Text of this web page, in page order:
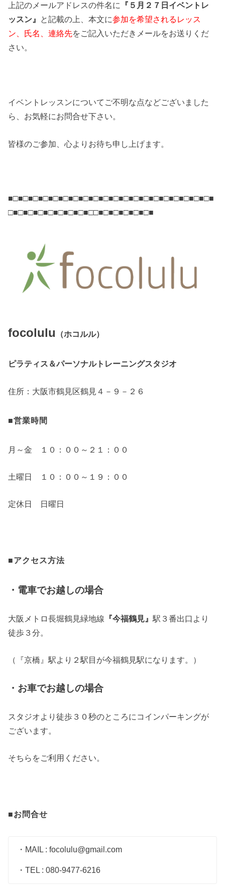
上記のメールアドレスの件名に
『５月２７日イベントレ
ッスン』 と記載の上、本文に参加を希望されるレッス
ン、氏名、連絡先をご記入いただきメールをお送りくだ
さい。
イベントレッスンについてご不明な点などございました
ら、お気軽にお問合せ下さい。
皆様のご参加、心よりお待ち申し上げます。
■□■□■□■□■□■□■□■□■□■□■□■□■□■□■□■□■□■□■□■□■
□■□■□■□■□■□■□■□■□□■□■□■□■□■□■
focolulu （ホコルル）
ピラティス＆パーソナルトレーニングスタジオ
住所：大阪市鶴見区鶴見４－９－２６
■営業時間
月～金 １０：００～２１：００
土曜日 １０：００～１９：００
定休日 日曜日
■アクセス方法
・電車でお越しの場合
大阪メトロ長堀鶴見緑地線 『今福鶴見』駅３番出口より
徒歩３分。
（『京橋』駅より２駅目が今福鶴見駅になります。）
・お車でお越しの場合
スタジオより徒歩３０秒のところにコインパーキングが
ございます。
そちらをご利用ください。
■お問合せ
・MAIL : focolulu@gmail.com
・TEL : 080-9477-6216